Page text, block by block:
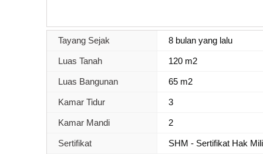
Tayang Sejak 8 bulan yang lalu
Luas Tanah 120 m2
Luas Bangunan 65 m2
Kamar Tidur 3
Kamar Mandi 2
Sertifikat SHM - Sertifikat Hak